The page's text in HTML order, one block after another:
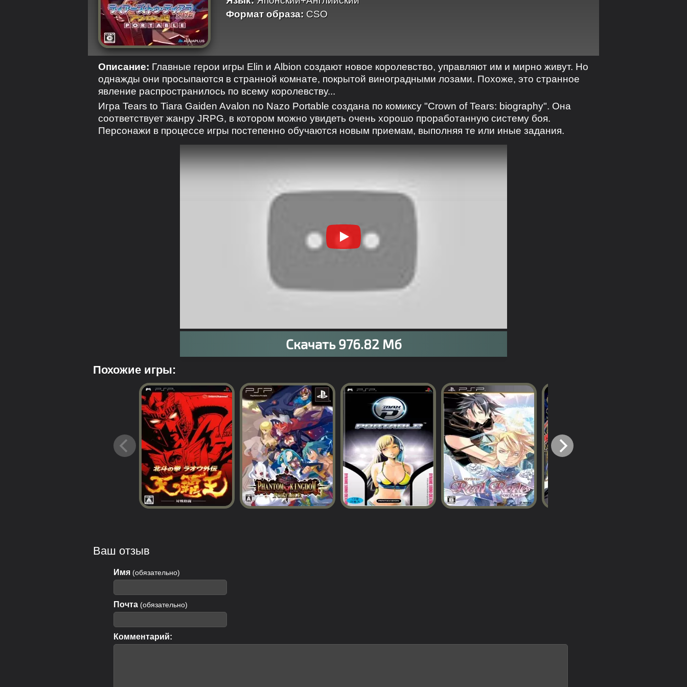
Формат образа: CSO
Описание: Главные герои игры Elin и Albion создают новое королевство, управляют им и мирно живут. Но
однажды они просыпаются в странной комнате, покрытой виноградными лозами. Похоже, это странное
явление распространилось по всему королевству...
Игра Tears to Tiara Gaiden Avalon no Nazo Portable создана по комиксу "Crown of Tears: biography". Она
соответствует жанру JRPG, в котором можно увидеть очень хорошо проработанную систему боя.
Персонажи в процессе игры постепенно обучаются новым приемам, выполняя те или иные задания.
Похожие игры:
Ваш отзыв
Имя (обязательно)
Почта (обязательно)
Комментарий: